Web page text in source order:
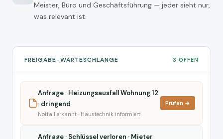
Meister, Büro und Geschäftsführung — jeder sieht nur,
was relevant ist.
FREIGABE-WARTESCHLANGE 3 OFFEN
Anfrage · Heizungsausfall Wohnung 12
· dringend
Notfall erkannt · Haustechnik informiert
Prüfen →
Anfrage · Schlüssel verloren · Mieter